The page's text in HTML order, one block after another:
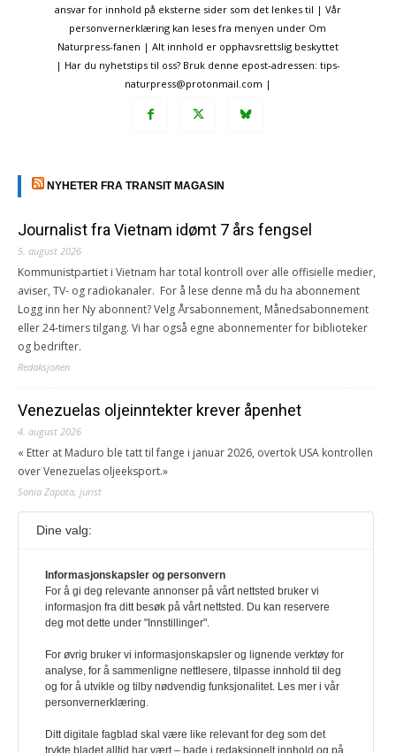
ansvar for innhold på eksterne sider som det lenkes til | Vår
personvernerklæring kan leses fra menyen under Om
Naturpress-fanen | Alt innhold er opphavsrettslig beskyttet
| Har du nyhetstips til oss? Bruk denne epost-adressen: tips-
naturpress@protonmail.com |
NYHETER FRA TRANSIT MAGASIN
Journalist fra Vietnam idømt 7 års fengsel
5. august 2026
Kommunistpartiet i Vietnam har total kontroll over alle offisielle medier,
aviser, TV- og radiokanaler. For å lese denne må du ha abonnement
Logg inn her Ny abonnent? Velg Årsabonnement, Månedsabonnement
eller 24-timers tilgang. Vi har også egne abonnementer for biblioteker
og bedrifter.
Redaksjonen
Venezuelas oljeinntekter krever åpenhet
4. august 2026
« Etter at Maduro ble tatt til fange i januar 2026, overtok USA kontrollen
over Venezuelas oljeeksport.»
Sonia Zapata, jurist
117,8 millioner er på flukt, en nedgang fra forrige
1. august 2026
Ville ha tilsvart verdens trettende største land i folketall. For å lese
denne må du ha abonnement Logg inn her Ny abonnent? Velg
også egne abonnementer for biblioteker og bedrifter.
Redaksjonen
Dine valg:
Informasjonskapsler og personvern
For å gi deg relevante annonser på vårt nettsted bruker vi
informasjon fra ditt besøk på vårt nettsted. Du kan reservere
deg mot dette under "Innstillinger".
For øvrig bruker vi informasjonskapsler og lignende verktøy for
analyse, for å sammenligne nettlesere, tilpasse innhold til deg
og for å utvikle og tilby nødvendig funksjonalitet. Les mer i vår
personvernerklæring.
Ditt digitale fagblad skal være like relevant for deg som det
trykte bladet alltid har vært – bade i redaksjonelt innhold og på